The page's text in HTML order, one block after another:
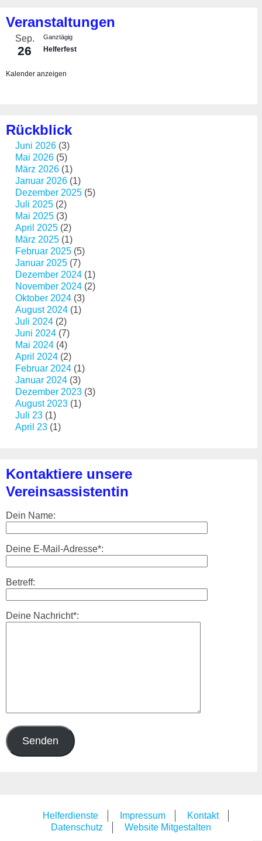
Veranstaltungen
Sep.
26
Ganztägig
Helferfest
Kalender anzeigen
Rückblick
Juni 2026 (3)
Mai 2026 (5)
März 2026 (1)
Januar 2026 (1)
Dezember 2025 (5)
Juli 2025 (2)
Mai 2025 (3)
April 2025 (2)
März 2025 (1)
Februar 2025 (5)
Januar 2025 (7)
Dezember 2024 (1)
November 2024 (2)
Oktober 2024 (3)
August 2024 (1)
Juli 2024 (2)
Juni 2024 (7)
Mai 2024 (4)
April 2024 (2)
Februar 2024 (1)
Januar 2024 (3)
Dezember 2023 (3)
August 2023 (1)
Juli 23 (1)
April 23 (1)
Kontaktiere unsere
Vereinsassistentin
Dein Name:
Deine E-Mail-Adresse*:
Betreff:
Deine Nachricht*:
Helferdienste Impressum
Kontakt
Datenschutz
Website Mitgestalten